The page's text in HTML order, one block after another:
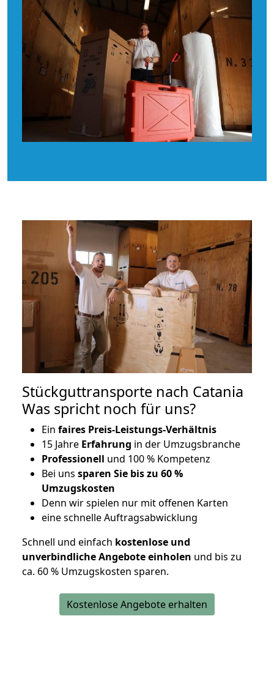
Stückguttransporte nach Catania
Was spricht noch für uns?
Ein faires Preis-Leistungs-Verhältnis
15 Jahre Erfahrung in der Umzugsbranche
Professionell und 100 % Kompetenz
Bei uns sparen Sie bis zu 60 %
Umzugskosten
Denn wir spielen nur mit offenen Karten
eine schnelle Auftragsabwicklung
Schnell und einfach kostenlose und
unverbindliche Angebote einholen und bis zu
ca. 60 % Umzugskosten sparen.
Kostenlose Angebote erhalten